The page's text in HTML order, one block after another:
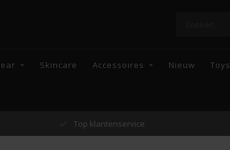
Skincare Accessoires Nieuw Toys
Top klantenservice